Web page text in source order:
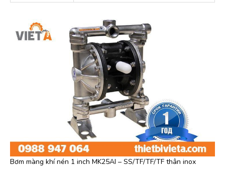
Bơm màng khí nén 1 inch MK25AI – SS/TF/TF/TF thân inox